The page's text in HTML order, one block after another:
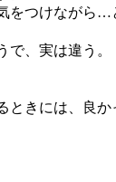
をつけながら…
、実は違う。
きには、良